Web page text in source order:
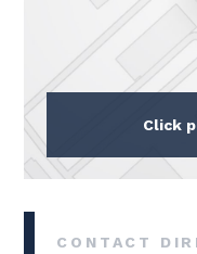
Click
CONTACT